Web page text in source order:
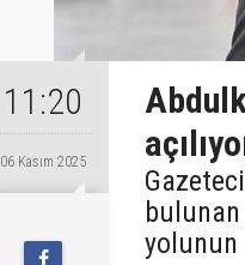
11:20
06 Kasım 2025
yolunun